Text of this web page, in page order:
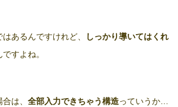
あるんですけれど、
しっかり導いてはくれ
ですよね。
は、 全部入力できちゃう構造っていうか…